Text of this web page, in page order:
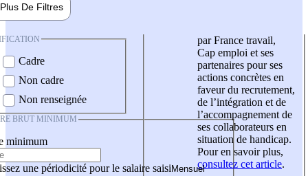
Plus De Filtres
Cadre
Non cadre
Non renseignée
BRUT MINIMUM
minimum
une périodicité pour le salaire saisi
par France travail,
Cap emploi et ses
partenaires pour ses
actions concrètes en
faveur du recrutement,
de l’intégration et de
l’accompagnement de
ses collaborateurs en
situation de handicap.
Pour en savoir plus,
consultez cet article.